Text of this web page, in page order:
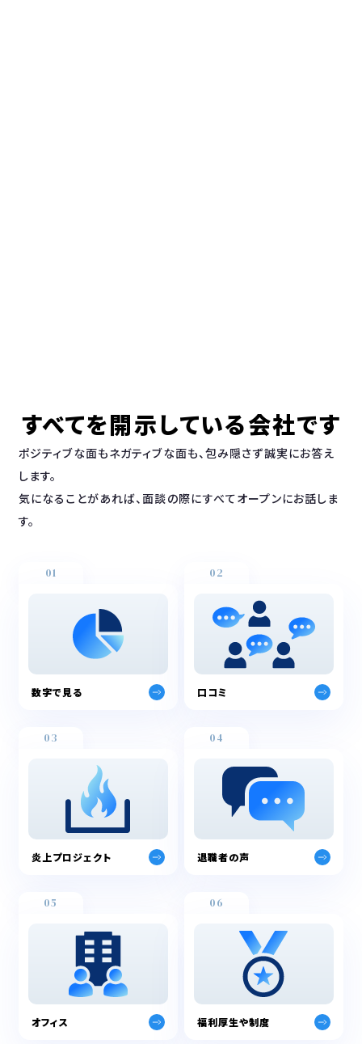
すべてを開示している会社です
ポジティブな面もネガティブな面も、包み隠さず誠実にお答え
します。
気になることがあれば、面談の際にすべてオープンにお話しま
す。
01
数字で見る
02
口コミ
03
炎上プロジェクト
04
退職者の声
05
オフィス
06
福利厚生や制度